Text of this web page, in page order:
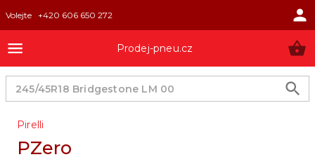
Volejte +420 606 650 272
Prodej-pneu.cz
Pirelli
PZero